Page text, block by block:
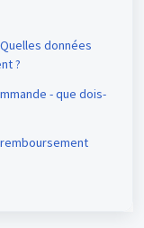
données
?
- que dois-